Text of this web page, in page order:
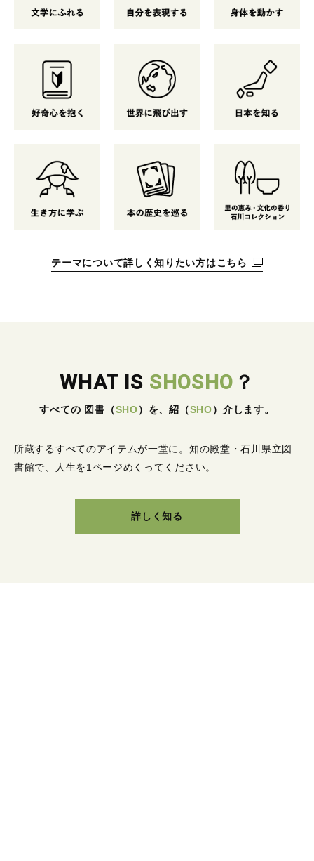
テーマについて詳しく知りたい方はこちら
WHAT IS SHOSHO ？
すべての 図書 （SHO） を、紹 （SHO） 介します。
所蔵するすべてのアイテムが一堂に。 知の殿堂・石川県立図
書館で、人生を1ページめくってください。
詳しく知る